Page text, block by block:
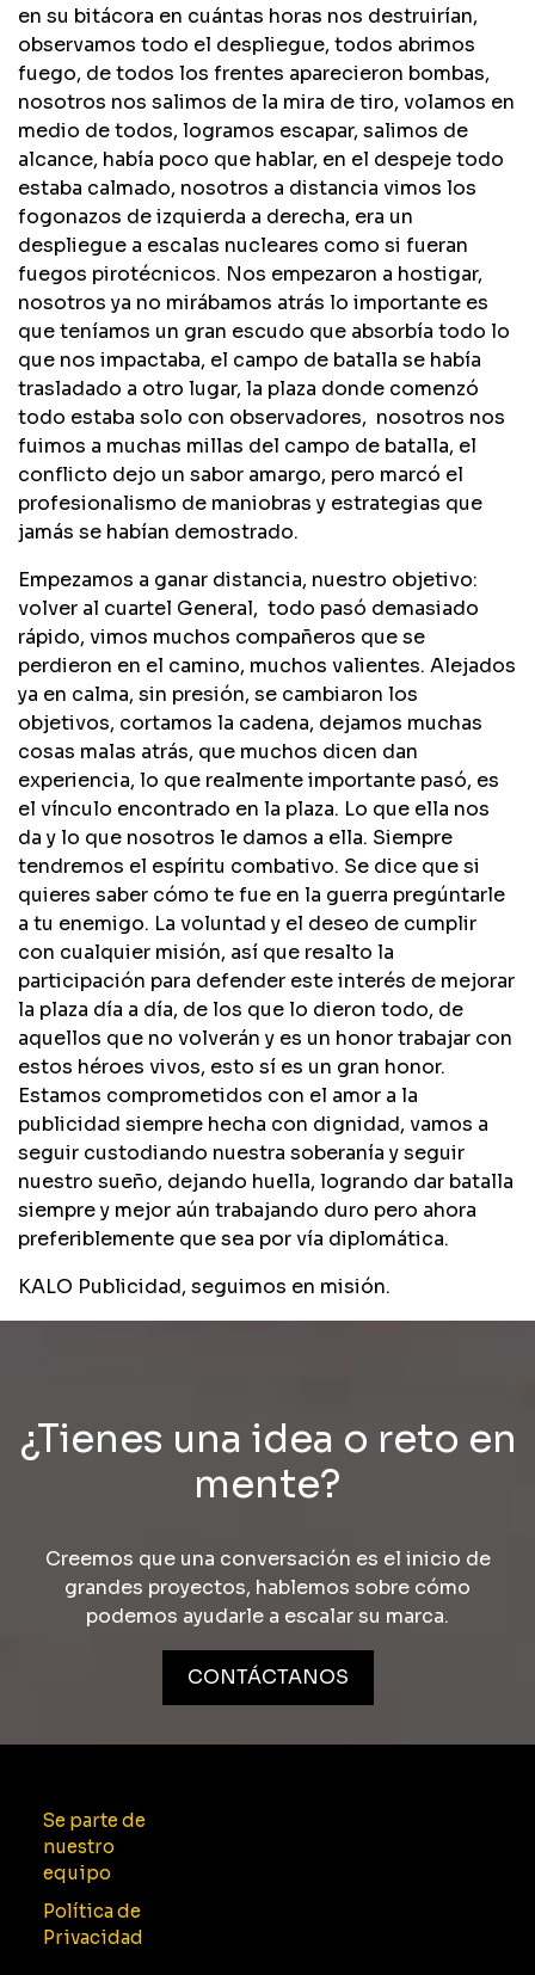
en su bitácora en cuántas horas nos destruirían,
observamos todo el despliegue, todos abrimos
fuego, de todos los frentes aparecieron bombas,
nosotros nos salimos de la mira de tiro, volamos en
medio de todos, logramos escapar, salimos de
alcance, había poco que hablar, en el despeje todo
estaba calmado, nosotros a distancia vimos los
fogonazos de izquierda a derecha, era un
despliegue a escalas nucleares como si fueran
fuegos pirotécnicos. Nos empezaron a hostigar,
nosotros ya no mirábamos atrás lo importante es
que teníamos un gran escudo que absorbía todo lo
que nos impactaba, el campo de batalla se había
trasladado a otro lugar, la plaza donde comenzó
todo estaba solo con observadores, nosotros nos
fuimos a muchas millas del campo de batalla, el
conflicto dejo un sabor amargo, pero marcó el
profesionalismo de maniobras y estrategias que
jamás se habían demostrado.
Empezamos a ganar distancia, nuestro objetivo:
volver al cuartel General, todo pasó demasiado
rápido, vimos muchos compañeros que se
perdieron en el camino, muchos valientes. Alejados
ya en calma, sin presión, se cambiaron los
objetivos, cortamos la cadena, dejamos muchas
cosas malas atrás, que muchos dicen dan
experiencia, lo que realmente importante pasó, es
el vínculo encontrado en la plaza. Lo que ella nos
da y lo que nosotros le damos a ella. Siempre
tendremos el espíritu combativo. Se dice que si
quieres saber cómo te fue en la guerra pregúntarle
a tu enemigo. La voluntad y el deseo de cumplir
con cualquier misión, así que resalto la
participación para defender este interés de mejorar
la plaza día a día, de los que lo dieron todo, de
aquellos que no volverán y es un honor trabajar con
estos héroes vivos, esto sí es un gran honor.
Estamos comprometidos con el amor a la
publicidad siempre hecha con dignidad, vamos a
seguir custodiando nuestra soberanía y seguir
nuestro sueño, dejando huella, logrando dar batalla
siempre y mejor aún trabajando duro pero ahora
preferiblemente que sea por vía diplomática.
KALO Publicidad, seguimos en misión.
¿Tienes una idea o reto en
mente?
Creemos que una conversación es el inicio de
grandes proyectos, hablemos sobre cómo
podemos ayudarle a escalar su marca.
CONTÁCTANOS
Se parte de
nuestro
equipo
Política de
Privacidad